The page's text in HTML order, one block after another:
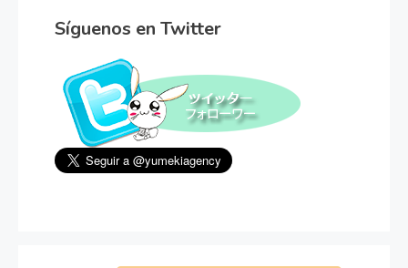
Síguenos en Twitter